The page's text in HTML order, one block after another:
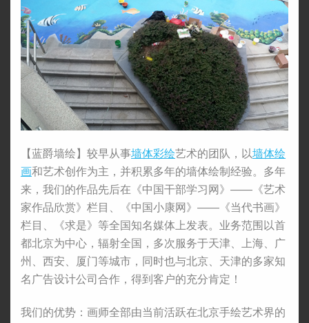
【蓝爵墙绘】较早从事墙体彩绘艺术的团队，以墙体绘
画和艺术创作为主，并积累多年的墙体绘制经验。多年
来，我们的作品先后在《中国干部学习网》——《艺术
家作品欣赏》栏目、《中国小康网》——《当代书画》
栏目、《求是》等全国知名媒体上发表。业务范围以首
都北京为中心，辐射全国，多次服务于天津、上海、广
州、西安、厦门等城市，同时也与北京、天津的多家知
名广告设计公司合作，得到客户的充分肯定！
我们的优势：画师全部由当前活跃在北京手绘艺术界的